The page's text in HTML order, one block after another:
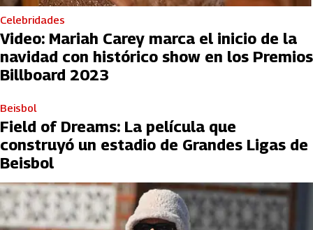
Celebridades
Video: Mariah Carey marca el inicio de la
navidad con histórico show en los Premios
Billboard 2023
Beisbol
Field of Dreams: La película que
construyó un estadio de Grandes Ligas de
Beisbol